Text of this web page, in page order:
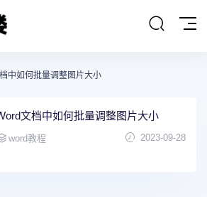
中如何批量调整图片大小
文档中如何批量调整图片大小
word教程 2023-09-28